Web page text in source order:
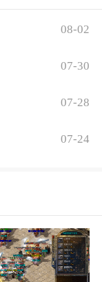
08-02
07-30
07-28
07-24